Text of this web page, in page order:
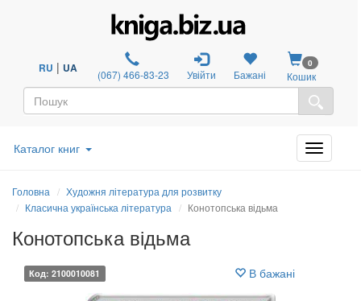
RU | UA (067) 466-83-23 Увійти Бажані
0
Кошик
Каталог книг
Головна
Художня література для розвитку
Класична українська література
Конотопська відьма
Конотопська відьма
Код: 2100010081 В бажані